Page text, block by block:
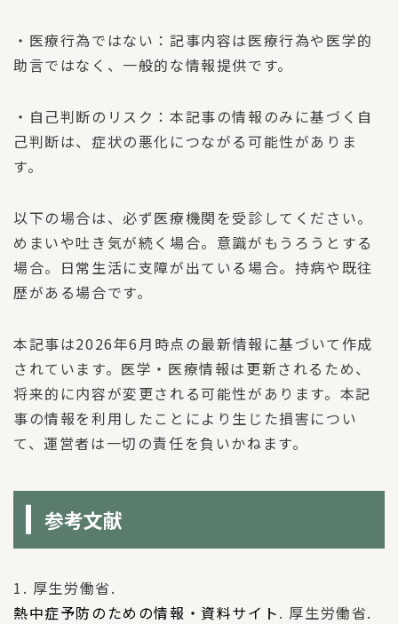
・医療行為ではない：記事内容は医療行為や医学的
助言ではなく、一般的な情報提供です。
・自己判断のリスク：本記事の情報のみに基づく自
己判断は、症状の悪化につながる可能性がありま
す。
以下の場合は、必ず医療機関を受診してください。
めまいや吐き気が続く場合。意識がもうろうとする
場合。日常生活に支障が出ている場合。持病や既往
歴がある場合です。
本記事は2026年6月時点の最新情報に基づいて作成
されています。医学・医療情報は更新されるため、
将来的に内容が変更される可能性があります。本記
事の情報を利用したことにより生じた損害につい
て、運営者は一切の責任を負いかねます。
参考文献
1. 厚生労働省.
熱中症予防のための情報・資料サイト. 厚生労働省.